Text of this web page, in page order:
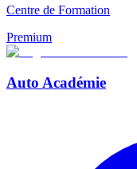
Centre de Formation
Premium
Auto Académie